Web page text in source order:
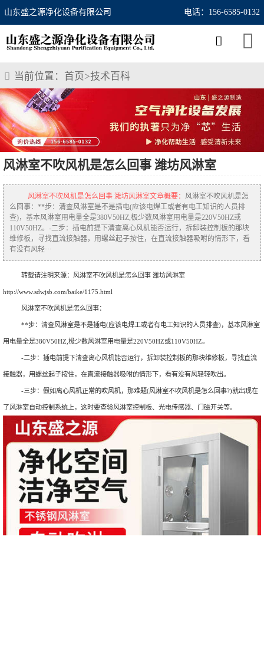
山东盛之源净化设备有限公司 电话：156-6585-0132
当前位置： 首页>技术百科
风淋室不吹风机是怎么回事 潍坊风淋室
风淋室不吹风机是怎么回事 潍坊风淋室文章概要： 风淋室不吹风机是怎
么回事：**步：清查风淋室是不是插电(应该电焊工或者有电工知识的人员排
查)，基本风淋室用电量全是380V50HZ,极少数风淋室用电量是220V50HZ或
110V50HZ。-二步：插电前提下清查离心风机能否运行，拆卸装控制板的那块
维修板，寻找直流接触器，用螺丝起子按住，在直流接触器吸咐的情形下，看
有没有风轻···
转载请注明来源： 风淋室不吹风机是怎么回事 潍坊风淋室
http://www.sdwjsb.com/baike/1175.html
风淋室不吹风机是怎么回事：
**步：清查风淋室是不是插电(应该电焊工或者有电工知识的人员排查)，基本风淋室
用电量全是380V50HZ,极少数风淋室用电量是220V50HZ或110V50HZ。
-二步：插电前提下清查离心风机能否运行，拆卸装控制板的那块维修板，寻找直流
接触器，用螺丝起子按住，在直流接触器吸咐的情形下，看有没有风轻轻吹出。
-三步：假如离心风机正常的吹风机，那难题(风淋室不吹风机是怎么回事?)就出现在
了风淋室自动控制系统上，这时要查验风淋室控制板、光电传感器、门磁开关等。